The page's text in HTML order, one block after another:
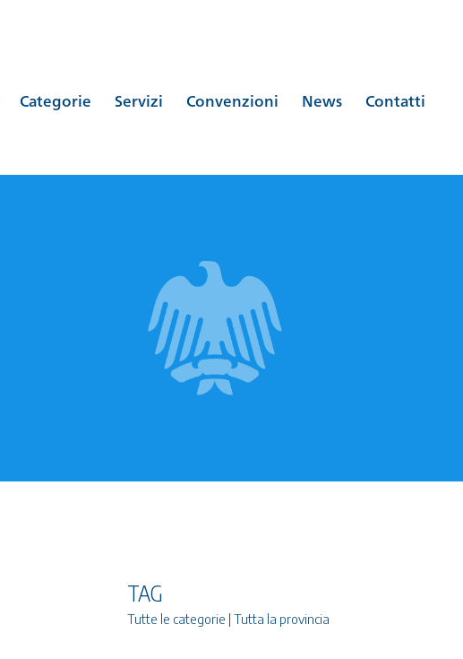
Categorie Servizi Convenzioni News Contatti
TAG
Tutte le categorie | Tutta la provincia